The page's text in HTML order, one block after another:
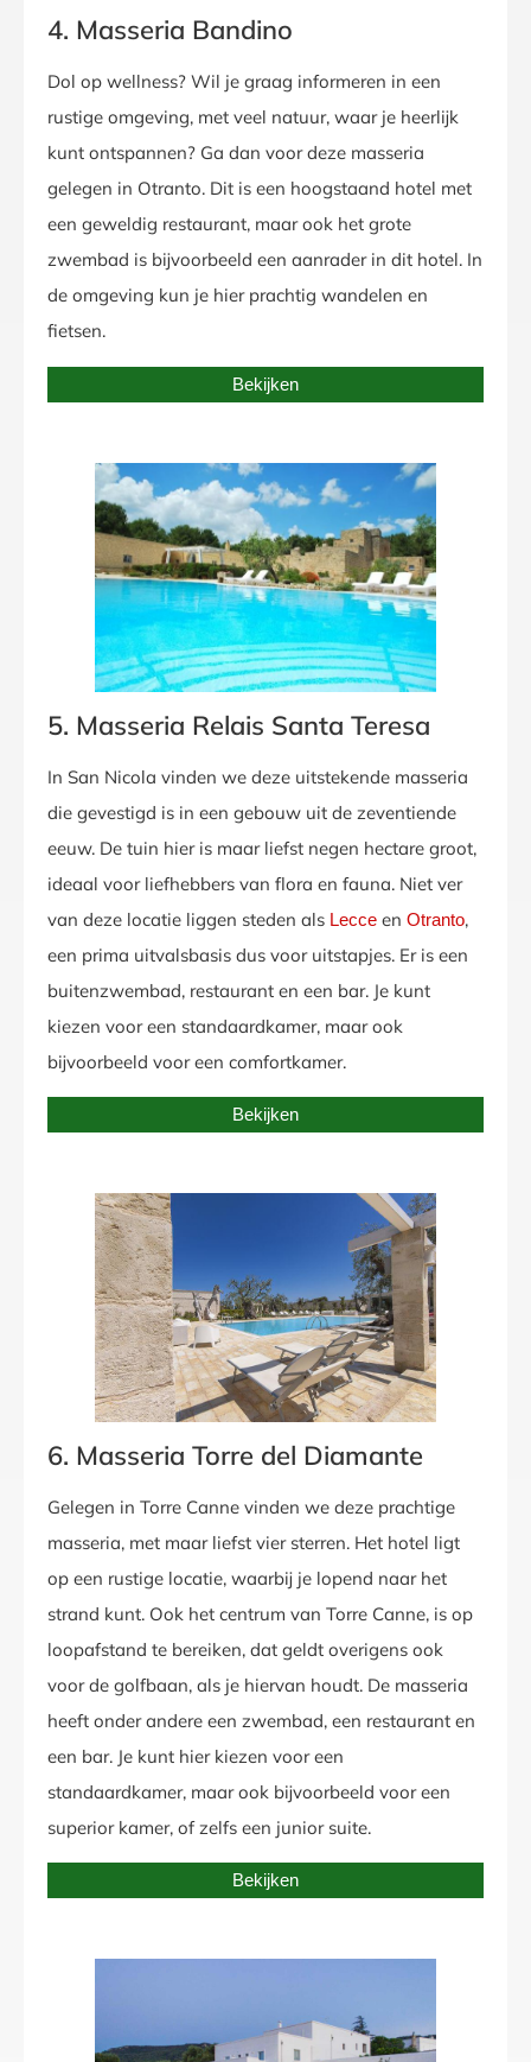
4. Masseria Bandino
Dol op wellness? Wil je graag informeren in een
rustige omgeving, met veel natuur, waar je heerlijk
kunt ontspannen? Ga dan voor deze masseria
gelegen in Otranto. Dit is een hoogstaand hotel met
een geweldig restaurant, maar ook het grote
zwembad is bijvoorbeeld een aanrader in dit hotel. In
de omgeving kun je hier prachtig wandelen en
fietsen.
Bekijken
5. Masseria Relais Santa Teresa
In San Nicola vinden we deze uitstekende masseria
die gevestigd is in een gebouw uit de zeventiende
eeuw. De tuin hier is maar liefst negen hectare groot,
ideaal voor liefhebbers van flora en fauna. Niet ver
van deze locatie liggen steden als Lecce en Otranto,
een prima uitvalsbasis dus voor uitstapjes. Er is een
buitenzwembad, restaurant en een bar. Je kunt
kiezen voor een standaardkamer, maar ook
bijvoorbeeld voor een comfortkamer.
Bekijken
6. Masseria Torre del Diamante
Gelegen in Torre Canne vinden we deze prachtige
masseria, met maar liefst vier sterren. Het hotel ligt
op een rustige locatie, waarbij je lopend naar het
strand kunt. Ook het centrum van Torre Canne, is op
loopafstand te bereiken, dat geldt overigens ook
voor de golfbaan, als je hiervan houdt. De masseria
heeft onder andere een zwembad, een restaurant en
een bar. Je kunt hier kiezen voor een
standaardkamer, maar ook bijvoorbeeld voor een
superior kamer, of zelfs een junior suite.
Bekijken